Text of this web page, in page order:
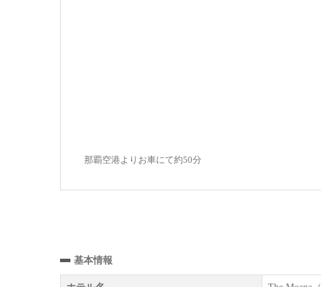
那覇空港よりお車にて約50分
基本情報